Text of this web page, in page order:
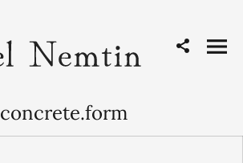
concrete.form